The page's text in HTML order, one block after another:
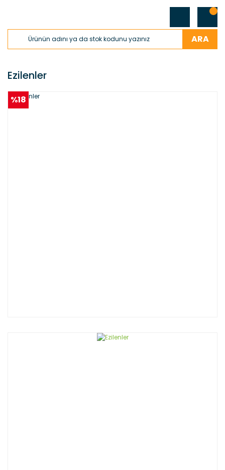
ARA
Ezilenler
%18